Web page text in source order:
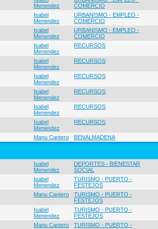
Menendez
COMERCIO
Isabel
Menendez
URBANISMO - EMPLEO -
COMERCIO
Isabel
Menendez
URBANISMO - EMPLEO -
COMERCIO
Isabel
Menendez
RECURSOS
Isabel
Menendez
RECURSOS
Isabel
Menendez
RECURSOS
Isabel
Menendez
RECURSOS
Isabel
Menendez
RECURSOS
Isabel
Menendez
RECURSOS
Manu Cantero BENALMADENA
Isabel
Menendez
DEPORTES - BIENESTAR
SOCIAL
Isabel
Menendez
TURISMO - PUERTO -
FESTEJOS
Manu Cantero
TURISMO - PUERTO -
FESTEJOS
Isabel
Menendez
TURISMO - PUERTO -
FESTEJOS
Manu Cantero
TURISMO - PUERTO -